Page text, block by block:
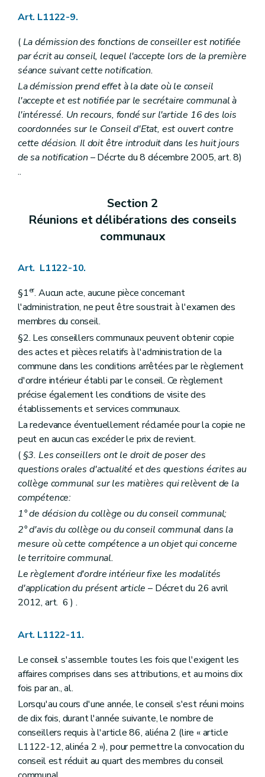
Art. L1512-6
Art. L1512-7
Titre II Modalités de fonctionnement
Chapitre premier Les conventions entre communes
Art. L1521-1
Art. L1521-2
Art. L1521-3
Chapitre II Les associations de projet
Art. L1522-1
Art. L1522-2
Art. L1522-3
Art. L1522-4
Art. L1522-8
Chapitre III Les intercommunales
Art. L1523-1
Art. L1523-3
Art. L1523-4
Art. L1523-5
Art. L1523-6
Section 2 Les organes de l'intercommunale
Sous-section première
Art. L1523-8
Art. L1523-9
Art. L1523-10
Sous-section 2
L'assemblée générale
Art. L1523-11
Art. L1523-12
Art. L1523-13
Art. L1523-14
Sous-section 3 Le conseil d'administration
Art. L1523-15
Art. L1523-16
Sous-section 4 Le comité de rémunération
Art. L1523-17
Sous-section 5 Les organes restreints de gestion
Section 3 La prépondérance provinciale et régionale
Art. L1523-19
Art. L1523-20
Section 4 Dissolution et liquidation
Art. L1523-21
Art. L1523-22
Section 5 Dispositions diverses
Art. L1523-23
Art. L1524-1
Chapitre premier Interdictions et incompatibilités
Art. L1531-1
Art. L1531-2
Chapitre II
Art. L1532-1
Art. L1532-2
Art. L1532-3
Art. L1532-4
Art. L1532-5
Chapitre III Médiation et charte de l'utilisateur
Art. L1533-1
Art. L1122-9.
(La démission des fonctions de conseiller est notifiée
par écrit au conseil, lequel l'accepte lors de la première
séance suivant cette notification.
La démission prend effet à la date où le conseil
l'accepte et est notifiée par le secrétaire communal à
l'intéressé. Un recours, fondé sur l'article 16 des lois
coordonnées sur le Conseil d'Etat, est ouvert contre
cette décision. Il doit être introduit dans les huit jours
de sa notification – Décrte du 8 décembre 2005, art. 8)
..
Section 2
Réunions et délibérations des conseils
communaux
Art. L1122-10.
§1er. Aucun acte, aucune pièce concernant
l'administration, ne peut être soustrait à l'examen des
membres du conseil.
§2. Les conseillers communaux peuvent obtenir copie
des actes et pièces relatifs à l'administration de la
commune dans les conditions arrêtées par le règlement
d'ordre intérieur établi par le conseil. Ce règlement
précise également les conditions de visite des
établissements et services communaux.
La redevance éventuellement réclamée pour la copie ne
peut en aucun cas excéder le prix de revient.
( §3. Les conseillers ont le droit de poser des
questions orales d'actualité et des questions écrites au
collège communal sur les matières qui relèvent de la
compétence:
1° de décision du collège ou du conseil communal;
2° d'avis du collège ou du conseil communal dans la
mesure où cette compétence a un objet qui concerne
le territoire communal.
Le règlement d'ordre intérieur fixe les modalités
d'application du présent article – Décret du 26 avril
2012, art. 6 ) .
Art. L1122-11.
Le conseil s'assemble toutes les fois que l'exigent les
affaires comprises dans ses attributions, et au moins dix
fois par an., al.
Lorsqu'au cours d'une année, le conseil s'est réuni moins
de dix fois, durant l'année suivante, le nombre de
conseillers requis à l'article 86, aliéna 2 (lire « article
L1122-12, alinéa 2 »), pour permettre la convocation du
conseil est réduit au quart des membres du conseil